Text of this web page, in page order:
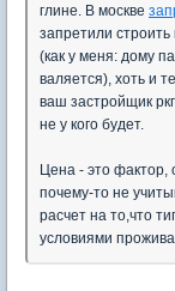
глине. В москве
запретили
(как у меня: дому
валяется), хоть и
ваш застройщик
не у кого будет.
Цена - это
почему-то не
расчет на то,что
условиями